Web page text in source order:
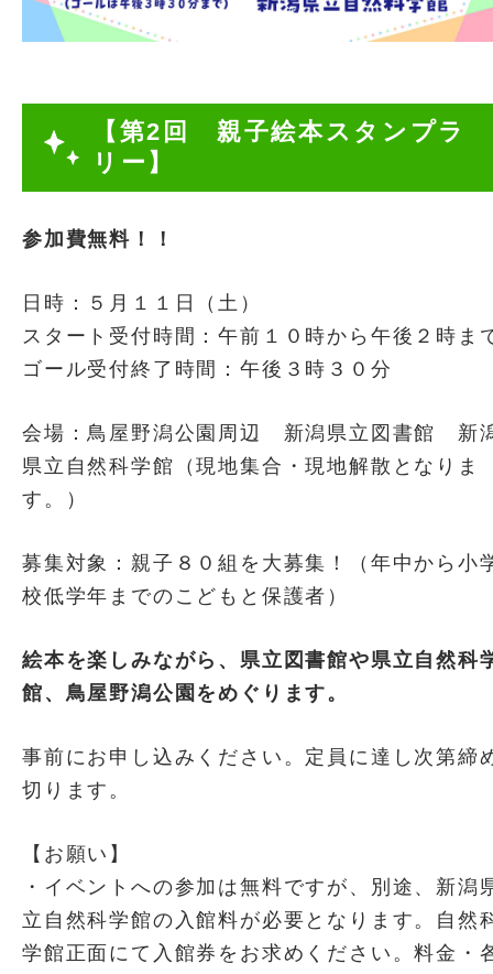
【第2回 親子絵本スタンプラ
リー】
参加費無料！！
日時：５月１１日（土）
スタート受付時間：午前１０時から午後２時ま
ゴール受付終了時間：午後３時３０分
会場：鳥屋野潟公園周辺 新潟県立図書館 新
県立自然科学館（現地集合・現地解散となりま
す。）
募集対象：親子８０組を大募集！（年中から小
校低学年までのこどもと保護者）
絵本を楽しみながら、県立図書館や県立自然科
館、鳥屋野潟公園をめぐります。
事前にお申し込みください。定員に達し次第締
切ります。
【お願い】
・イベントへの参加は無料ですが、別途、新潟
立自然科学館の入館料が必要となります。自然
学館正面にて入館券をお求めください。料金・